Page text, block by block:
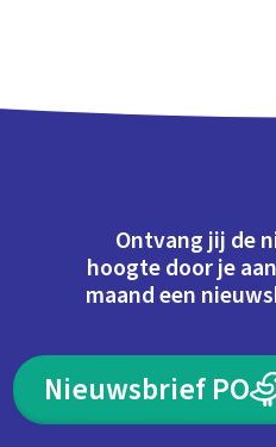
Ontvang jij de
hoogte door je
maand een
Nieuwsbrief PO